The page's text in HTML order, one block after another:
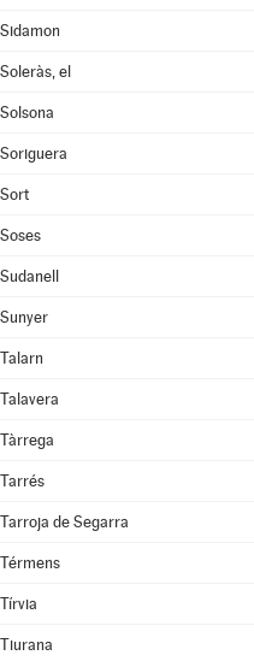
Sidamon
Soleràs, el
Solsona
Soriguera
Sort
Soses
Sudanell
Sunyer
Talarn
Talavera
Tàrrega
Tarrés
Tarroja de Segarra
Térmens
Tírvia
Tiurana